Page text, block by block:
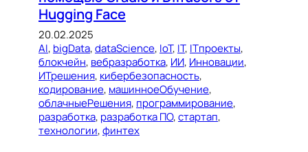
Hugging Face
20.02.2025
AI, bigData, dataScience, IoT, IT, ITпроекты
блокчейн, вебразработка, ИИ, Инновации
ИТрешения, кибербезопасность
кодирование, машинноеОбучение
облачныеРешения, программирование
разработка, разработка ПО, стартап
технологии, финтех